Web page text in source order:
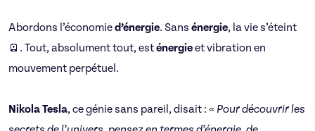
Abordons l’économied’énergie. Sans énergie, la vie s’éteint
🪫. Tout, absolument tout, esténergieet vibration en
mouvement perpétuel.
Nikola Tesla, ce génie sans pareil, disait : « Pour découvrir les